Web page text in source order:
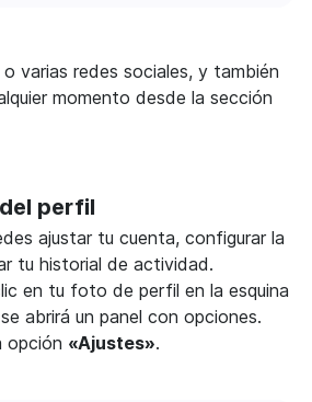
o varias redes sociales, y también
momento desde la sección
perfil
ajustar tu cuenta, configurar la
tu historial de actividad.
en tu foto de perfil en la esquina
abrirá un panel con opciones.
opción «Ajustes».